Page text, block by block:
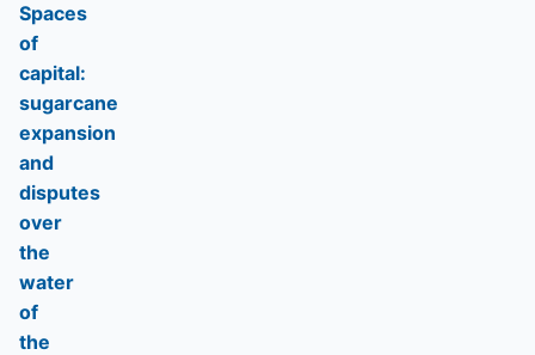
Spaces
of
capital:
sugarcane
expansion
and
disputes
over
the
water
of
the